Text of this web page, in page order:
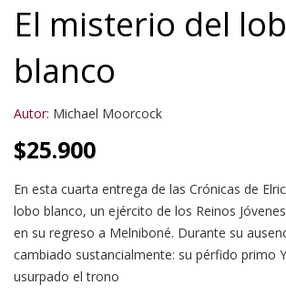
El misterio del
blanco
Autor: Michael Moorcock
$25.900
En esta cuarta entrega de las Crónicas de
lobo blanco, un ejército de los Reinos
en su regreso a Melniboné. Durante su
cambiado sustancialmente: su pérfido primo
usurpado el trono